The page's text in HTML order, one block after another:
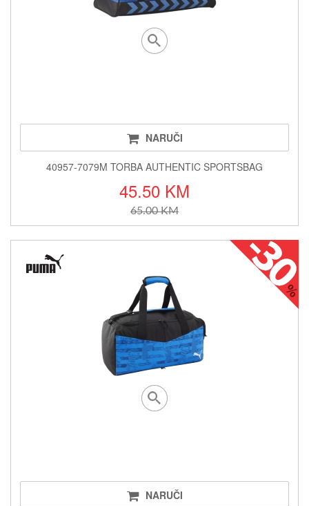
NARUČI
40957-7079M TORBA AUTHENTIC SPORTSBAG
45.50 KM
65.00 KM
NARUČI